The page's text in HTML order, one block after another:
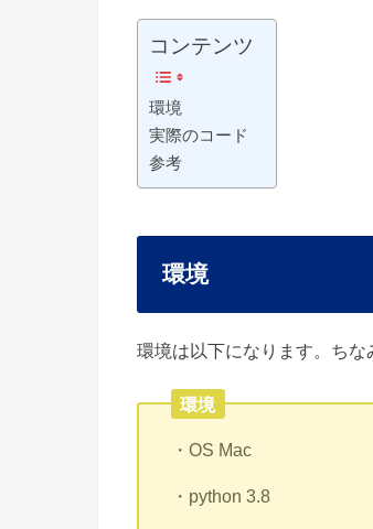
コンテンツ
環境
実際のコード
参考
環境
環境は以下になります。ちな
環境
・OS Mac
・python 3.8